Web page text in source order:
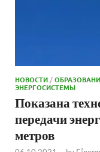
НОВОСТИ/
ЭНЕРГОСИСТЕМЫ
Показана
передачи
метров